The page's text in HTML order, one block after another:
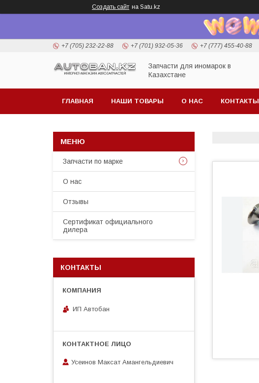
Создать сайт на Satu.kz
+7 (705) 232-22-88 +7 (701) 932-05-36 +7 (777) 455-40-88
Запчасти для иномарок в
Казахстане
ГЛАВНАЯ НАШИ ТОВАРЫ О НАС КОНТАКТЫ
Запчасти по марке
О нас
Отзывы
Сертификат официального
дилера
КОНТАКТЫ
ИП Автобан
Усеинов Максат Амангельдиевич